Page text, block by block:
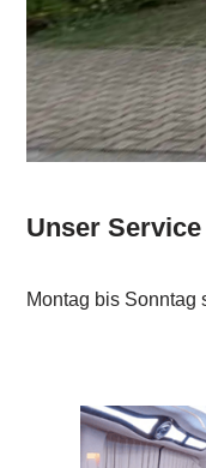
Unser
Montag bis Sonntag